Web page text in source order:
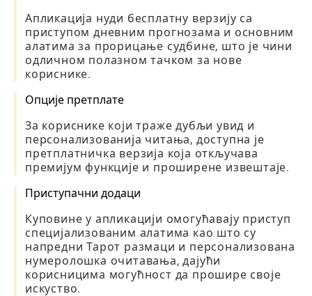
Апликација нуди бесплатну верзију са
приступом дневним прогнозама и основним
алатима за прорицање судбине, што је чини
одличном полазном тачком за нове
кориснике.
Опције претплате
За кориснике који траже дубљи увид и
персонализованија читања, доступна је
претплатничка верзија која откључава
премијум функције и проширене извештаје.
Приступачни додаци
Куповине у апликацији омогућавају приступ
специјализованим алатима као што су
напредни Тарот размаци и персонализована
нумеролошка очитавања, дајући
корисницима могућност да прошире своје
искуство.